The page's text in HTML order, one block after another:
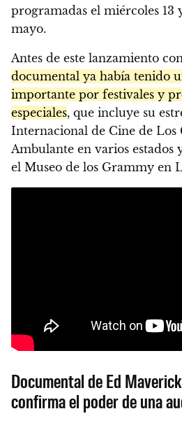
programadas el miércoles 13
mayo.
Antes de este lanzamiento
documental ya había tenido
importante por festivales y
especiales, que incluye su
Internacional de Cine de Los
Ambulante en varios estados
el Museo de los Grammy en
Documental de Ed
confirma el poder de una